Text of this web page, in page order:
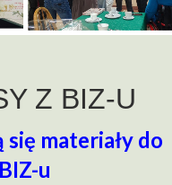
Z BIZ-U
materiały do
u